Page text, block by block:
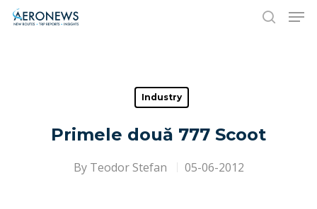
Hit enter to search or ESC to close
Industry
Primele două 777 Scoot
By Teodor Stefan 05-06-2012